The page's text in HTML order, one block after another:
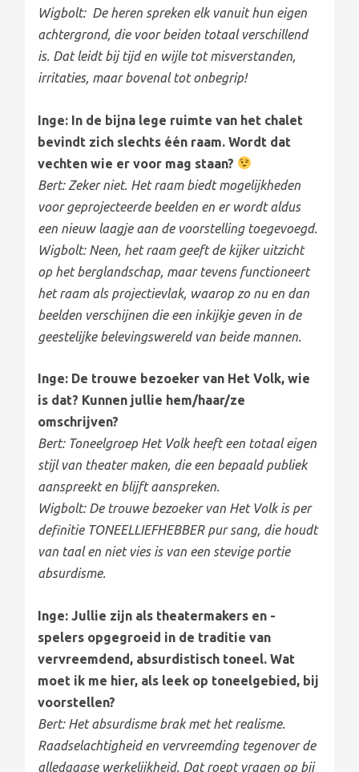
Wigbolt: De heren spreken elk vanuit hun eigen
achtergrond, die voor beiden totaal verschillend
is. Dat leidt bij tijd en wijle tot misverstanden,
irritaties, maar bovenal tot onbegrip!
Inge: In de bijna lege ruimte van het chalet
bevindt zich slechts één raam. Wordt dat
vechten wie er voor mag staan?
Bert: Zeker niet. Het raam biedt mogelijkheden
voor geprojecteerde beelden en er wordt aldus
een nieuw laagje aan de voorstelling toegevoegd.
Wigbolt: Neen, het raam geeft de kijker uitzicht
op het berglandschap, maar tevens functioneert
het raam als projectievlak, waarop zo nu en dan
beelden verschijnen die een inkijkje geven in de
geestelijke belevingswereld van beide mannen.
Inge: De trouwe bezoeker van Het Volk, wie
is dat? Kunnen jullie hem/haar/ze
omschrijven?
Bert: Toneelgroep Het Volk heeft een totaal eigen
stijl van theater maken, die een bepaald publiek
aanspreekt en blijft aanspreken.
Wigbolt: De trouwe bezoeker van Het Volk is per
definitie TONEELLIEFHEBBER pur sang, die houdt
van taal en niet vies is van een stevige portie
absurdisme.
Inge: Jullie zijn als theatermakers en -
spelers opgegroeid in de traditie van
vervreemdend, absurdistisch toneel. Wat
moet ik me hier, als leek op toneelgebied, bij
voorstellen?
Bert: Het absurdisme brak met het realisme.
Raadselachtigheid en vervreemding tegenover de
alledaagse werkelijkheid. Dat roept vragen op bij